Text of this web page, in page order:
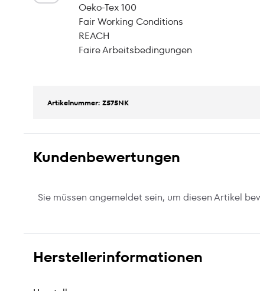
Oeko-Tex 100
Fair Working Conditions
REACH
Faire Arbeitsbedingungen
Artikelnummer: Z575NK
Kundenbewertungen
Sie müssen angemeldet sein, um diesen Artikel
Herstellerinformationen